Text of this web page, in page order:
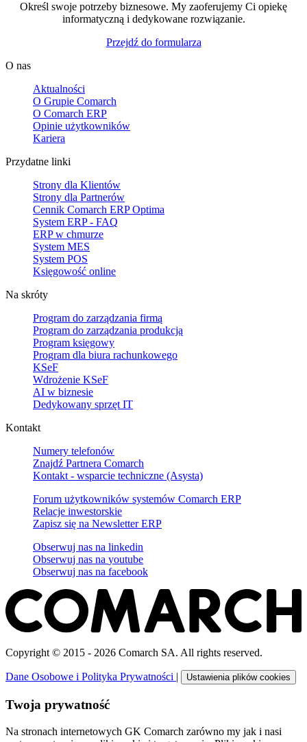
Określ swoje potrzeby biznesowe. My zaoferujemy Ci opiekę
informatyczną i dedykowane rozwiązanie.
Przejdź do formularza
O nas
Aktualności
O Grupie Comarch
O Comarch ERP
Opinie użytkowników
Kariera
Przydatne linki
Strony dla Klientów
Strony dla Partnerów
Cennik Comarch ERP Optima
System ERP - FAQ
ERP w chmurze
System MES
System POS
Księgowość online
Na skróty
Program do zarządzania firmą
Program do zarządzania produkcją
Program księgowy
Program dla biura rachunkowego
KSeF
Wdrożenie KSeF
AI w biznesie
Dedykowany sprzęt IT
Kontakt
Numery telefonów
Znajdź Partnera Comarch
Kontakt - wsparcie techniczne (Asysta)
Forum użytkowników systemów Comarch ERP
Relacje inwestorskie
Zapisz się na Newsletter ERP
Obserwuj nas na linkedin
Obserwuj nas na youtube
Obserwuj nas na facebook
Copyright © 2015 - 2026 Comarch SA. All rights reserved.
Dane Osobowe i Polityka Prywatności Ustawienia plików cookies
Twoja prywatność
Na stronach internetowych GK Comarch zarówno my jak i nasi